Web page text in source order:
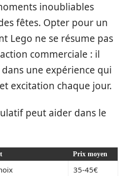
inoubliables
fêtes. Opter pour un
Lego ne se résume pas
commerciale : il
dans une expérience qui
excitation chaque jour.
peut aider dans le
Prix moyen
35-45€